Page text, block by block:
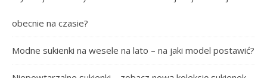
obecnie na czasie?
Modne sukienki na wesele na lato – na jaki model postawić?